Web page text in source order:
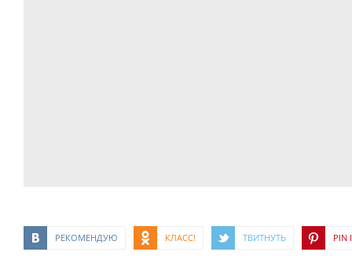
РЕКОМЕНДУЮ КЛАСС! ТВИТНУТЬ PIN